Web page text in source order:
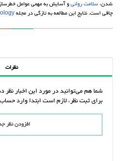
شدن، سلامت روانی و آسایش به مهمی عوامل
چاقی است. نتایج این مطالعه به تازگی در مجله Annals of
نظرات
شما هم می‌توانید در مورد این اخبار نظر
برای ثبت نظر، لازم است ابتدا وارد
افزودن نظر